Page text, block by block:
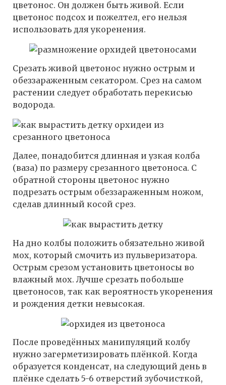
цветонос. Он должен быть живой. Если
цветонос подсох и пожелтел, его нельзя
использовать для укоренения.
Срезать живой цветонос нужно острым и
обеззараженным секатором. Срез на самом
растении следует обработать перекисью
водорода.
Далее, понадобится длинная и узкая колба
(ваза) по размеру срезанного цветоноса. С
обратной стороны цветонос нужно
подрезать острым обеззараженным ножом,
сделав длинный косой срез.
На дно колбы положить обязательно живой
мох, который смочить из пульверизатора.
Острым срезом установить цветоносы во
влажный мох. Лучше срезать побольше
цветоносов, так как вероятность укоренения
и рождения детки невысокая.
После проведённых манипуляций колбу
нужно загерметизировать плёнкой. Когда
образуется конденсат, на следующий день в
плёнке сделать 5-6 отверстий зубочисткой,